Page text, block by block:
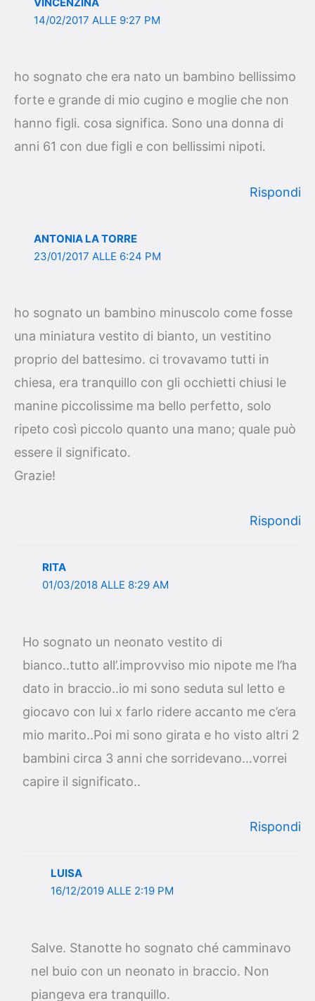
14/02/2017 ALLE 9:27 PM
ho sognato che era nato un bambino bellissimo
forte e grande di mio cugino e moglie che non
hanno figli. cosa significa. Sono una donna di
anni 61 con due figli e con bellissimi nipoti.
Rispondi
ANTONIA LA TORRE
23/01/2017 ALLE 6:24 PM
ho sognato un bambino minuscolo come fosse
una miniatura vestito di bianto, un vestitino
proprio del battesimo. ci trovavamo tutti in
chiesa, era tranquillo con gli occhietti chiusi le
manine piccolissime ma bello perfetto, solo
ripeto così piccolo quanto una mano; quale può
essere il significato.
Grazie!
Rispondi
RITA
01/03/2018 ALLE 8:29 AM
Ho sognato un neonato vestito di
bianco..tutto all’.improvviso mio nipote me l’ha
dato in braccio..io mi sono seduta sul letto e
giocavo con lui x farlo ridere accanto me c’era
mio marito..Poi mi sono girata e ho visto altri 2
bambini circa 3 anni che sorridevano…vorrei
capire il significato..
Rispondi
LUISA
16/12/2019 ALLE 2:19 PM
Salve. Stanotte ho sognato ché camminavo
nel buio con un neonato in braccio. Non
piangeva era tranquillo.